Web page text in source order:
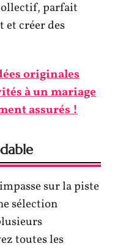
parfait
créer des
originales
à un mariage
assurés !
sur la piste
sélection
toutes les